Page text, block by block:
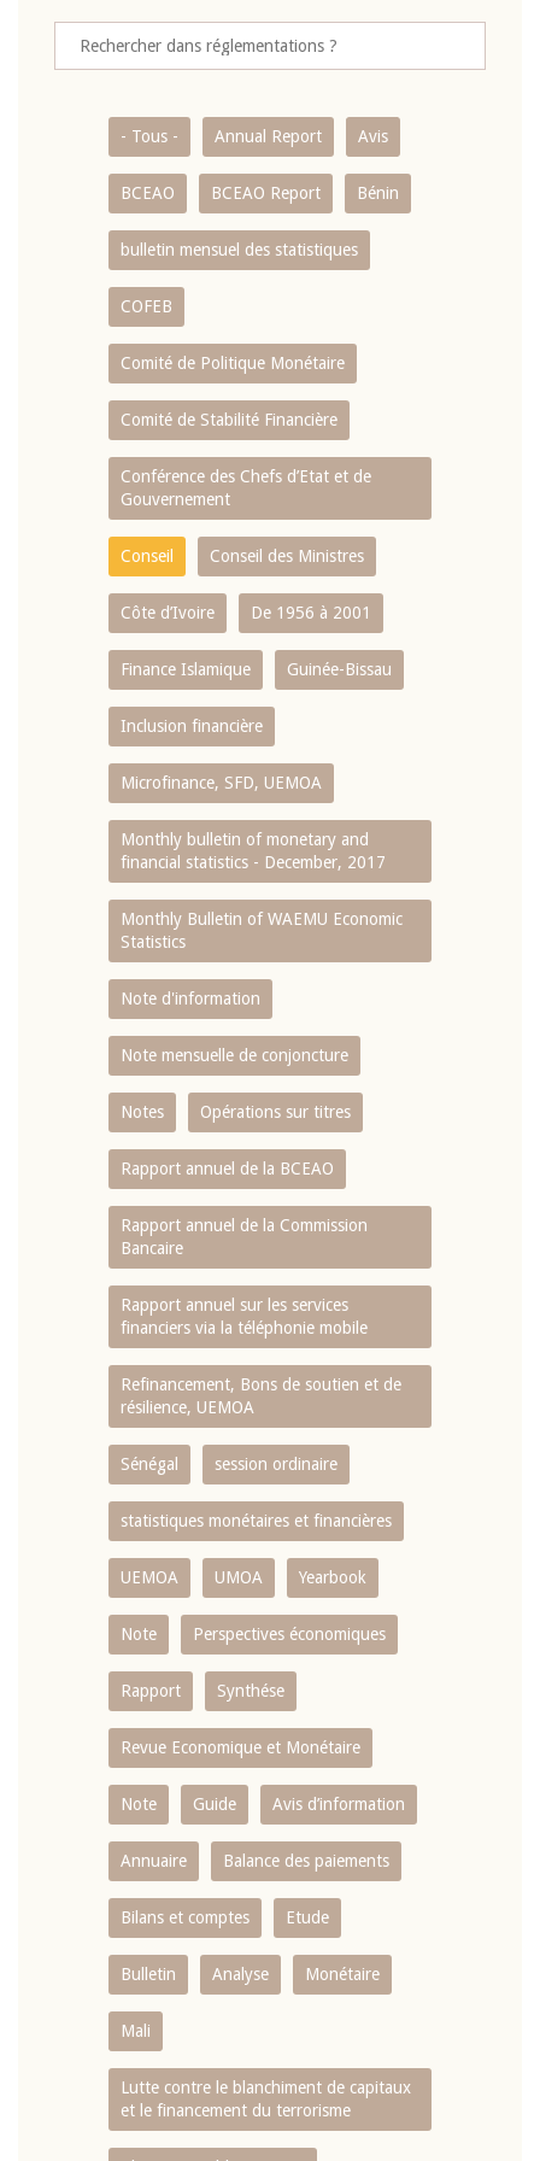
- Tous - Annual Report Avis
BCEAO BCEAO Report Bénin
bulletin mensuel des statistiques
COFEB
Comité de Politique Monétaire
Comité de Stabilité Financière
Conférence des Chefs d’Etat et de
Gouvernement
Conseil Conseil des Ministres
Côte d’Ivoire De 1956 à 2001
Finance Islamique Guinée-Bissau
Inclusion financière
Microfinance, SFD, UEMOA
Monthly bulletin of monetary and
financial statistics - December, 2017
Monthly Bulletin of WAEMU Economic
Statistics
Note d'information
Note mensuelle de conjoncture
Notes Opérations sur titres
Rapport annuel de la BCEAO
Rapport annuel de la Commission
Bancaire
Rapport annuel sur les services
financiers via la téléphonie mobile
Refinancement, Bons de soutien et de
résilience, UEMOA
Sénégal session ordinaire
statistiques monétaires et financières
UEMOA UMOA Yearbook
Note Perspectives économiques
Rapport Synthése
Revue Economique et Monétaire
Note Guide Avis d’information
Annuaire Balance des paiements
Bilans et comptes Etude
Bulletin Analyse Monétaire
Mali
Lutte contre le blanchiment de capitaux
et le financement du terrorisme